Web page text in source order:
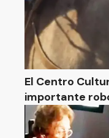
El Centro
importante